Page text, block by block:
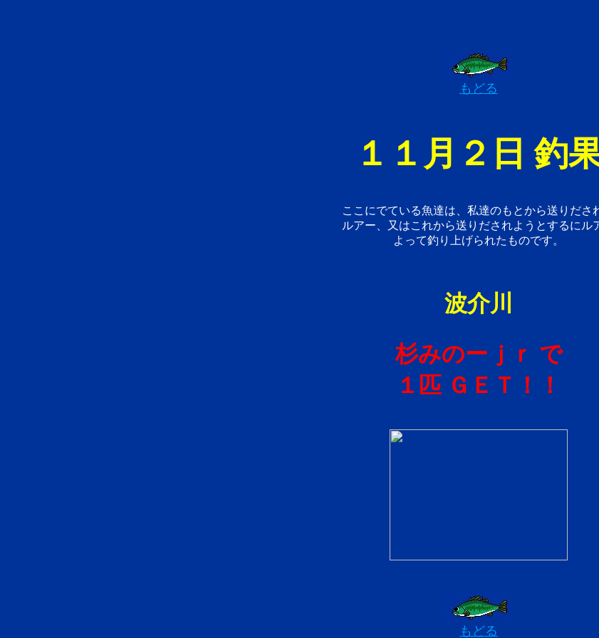
もどる
１１月２日 釣
ここにでている魚達は、私達のもとから送りださ
ルアー、又はこれから送りだされようとするにル
よって釣り上げられたものです。
波介川
杉みのーｊｒ で
１匹 ＧＥＴ！！
もどる